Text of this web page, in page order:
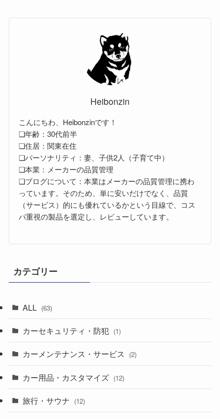
Heibonzin
こんにちわ、Heibonzinです！
❏年齢：30代前半
❏住居：関東在住
❏パーソナリティ：妻、子供2人（子育て中）
❏本業：メーカーの品質管理
❏ブログについて：本業はメーカーの品質管理に携わ
っています。そのため、単に安いだけでなく、品質
（サービス）的にも優れているかという目線で、コス
パ重視の製品を選定し、レビューしています。
カテゴリー
ALL (63)
カーセキュリティ・防犯 (1)
カーメンテナンス・サービス (2)
カー用品・カスタマイズ (12)
旅行・サウナ (12)